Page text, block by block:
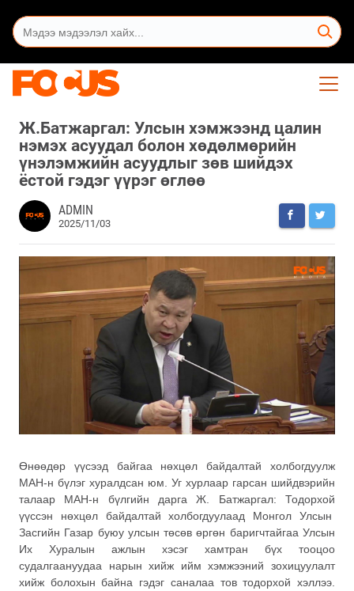
Ж.Батжаргал: Улсын хэмжээнд цалин
нэмэх асуудал болон хөдөлмөрийн
үнэлэмжийн асуудлыг зөв шийдэх
ёстой гэдэг үүрэг өглөө
ADMIN
2025/11/03
Өнөөдөр үүсээд байгаа нөхцөл байдалтай холбогдуулж
МАН-н бүлэг хуралдсан юм. Уг хурлаар гарсан шийдвэрийн
талаар МАН-н бүлгийн дарга Ж. Батжаргал: Тодорхой
үүссэн нөхцөл байдалтай холбогдуулаад Монгол Улсын
Засгийн Газар буюу улсын төсөв өргөн баригчтайгаа Улсын
Их Хуралын ажлын хэсэг хамтран бүх тооцоо
судалгаануудаа нарын хийж ийм хэмжээний зохицуулалт
хийж болохын байна гэдэг саналаа тов тодорхой хэллээ.